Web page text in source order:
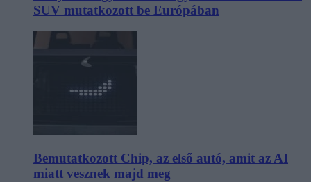
SUV mutatkozott be Európában
Bemutatkozott Chip, az első autó, amit az AI
miatt vesznek majd meg